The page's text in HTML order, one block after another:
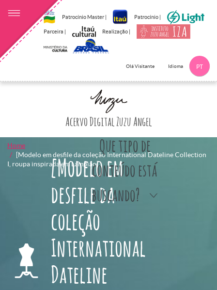
Patrocínio Master | Patrocínio |
Parceira | Realização |
Olá Visitante Idioma PT
Acervo Digital Zuzu Angel
Que tipo de
conteúdo está
buscando?
Home
[Modelo em desfile da coleção International Dateline Collection
I, roupa inspirada em Lampião]
[Modelo em
desfile da
coleção
International
Dateline